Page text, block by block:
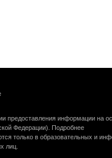
информации на
Федерации). Подробнее
только в образовательных и
лиц.